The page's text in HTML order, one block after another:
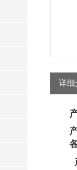
详细